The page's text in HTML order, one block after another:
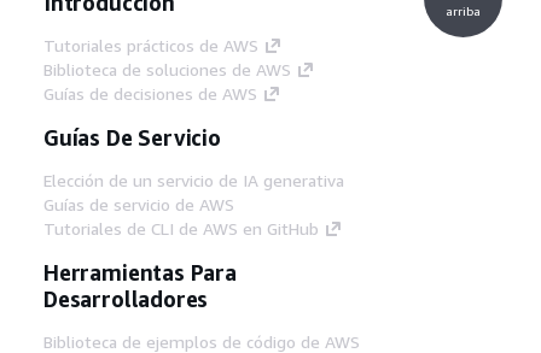
Tutoriales prácticos de AWS
Biblioteca de soluciones de AWS
Guías de decisiones de AWS
Guías De Servicio
Elección de un servicio de IA generativa
Guías de servicio de AWS
Tutoriales de CLI de AWS en GitHub
Herramientas Para
Desarrolladores
Biblioteca de ejemplos de código de AWS
arriba